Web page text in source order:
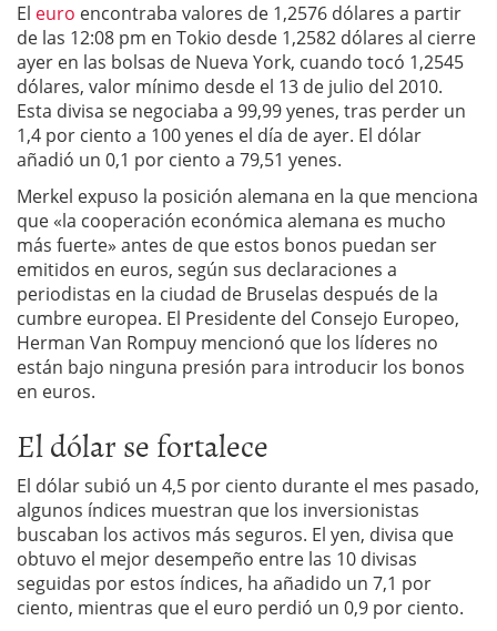
El euro encontraba valores de 1,2576 dólares a partir
de las 12:08 pm en Tokio desde 1,2582 dólares al cierre
ayer en las bolsas de Nueva York, cuando tocó 1,2545
dólares, valor mínimo desde el 13 de julio del 2010.
Esta divisa se negociaba a 99,99 yenes, tras perder un
1,4 por ciento a 100 yenes el día de ayer. El dólar
añadió un 0,1 por ciento a 79,51 yenes.
Merkel expuso la posición alemana en la que menciona
que «la cooperación económica alemana es mucho
más fuerte» antes de que estos bonos puedan ser
emitidos en euros, según sus declaraciones a
periodistas en la ciudad de Bruselas después de la
cumbre europea. El Presidente del Consejo Europeo,
Herman Van Rompuy mencionó que los líderes no
están bajo ninguna presión para introducir los bonos
en euros.
El dólar se fortalece
El dólar subió un 4,5 por ciento durante el mes pasado,
algunos índices muestran que los inversionistas
buscaban los activos más seguros. El yen, divisa que
obtuvo el mejor desempeño entre las 10 divisas
seguidas por estos índices, ha añadido un 7,1 por
ciento, mientras que el euro perdió un 0,9 por ciento.